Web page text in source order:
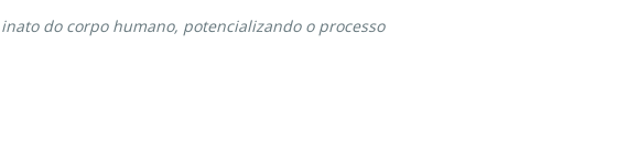
do corpo humano, potencializando o processo